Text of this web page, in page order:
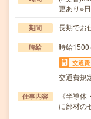
更あり※
期間 長期でお
時給 時給
交通費
交通費規
仕事内容
《半導
に部材の